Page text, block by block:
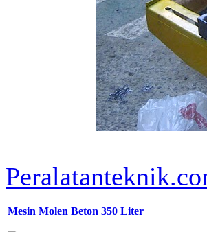
Mesin Molen Beton 350 Liter